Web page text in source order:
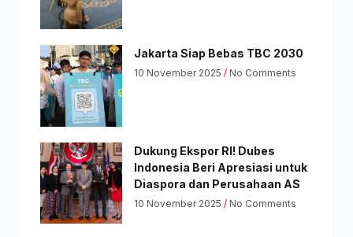
Jakarta Siap Bebas TBC 2030
10 November 2025 No Comments
Dukung Ekspor RI! Dubes
Indonesia Beri Apresiasi untuk
Diaspora dan Perusahaan AS
10 November 2025 No Comments